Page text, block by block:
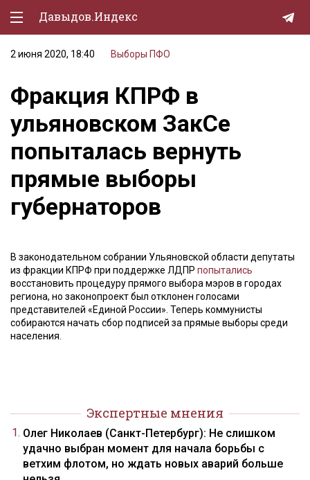
Давыдов.Индекс
Политическая жизнь
Экономика
Природа
Образование
Спорт
Культура
Мурзилка
2 июня 2020, 18:40 Выборы ПФО
Фракция КПРФ в
ульяновском ЗакСе
попыталась вернуть
прямые выборы
губернаторов
В законодательном собрании Ульяновской области депутаты
из фракции КПРФ при поддержке ЛДПР попытались
восстановить процедуру прямого выбора мэров в городах
региона, но законопроект был отклонен голосами
представителей «Единой России». Теперь коммунисты
собираются начать сбор подписей за прямые выборы среди
населения.
Экспертные мнения
Олег Николаев (Санкт-Петербург): Не слишком
удачно выбран момент для начала борьбы с
ветхим флотом, но ждать новых аварий больше